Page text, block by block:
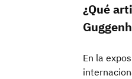
¿Qué
En la